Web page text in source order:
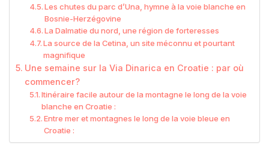
Les chutes du parc d’Una, hymne à la voie blanche en
Bosnie-Herzégovine
La Dalmatie du nord, une région de forteresses
La source de la Cetina, un site méconnu et pourtant
magnifique
Une semaine sur la Via Dinarica en Croatie : par où
commencer?
Itinéraire facile autour de la montagne le long de la voie
blanche en Croatie :
Entre mer et montagnes le long de la voie bleue en
Croatie :